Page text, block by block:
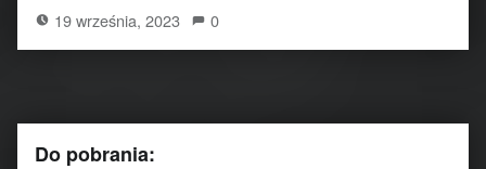
19 września, 2023 0
Do pobrania: